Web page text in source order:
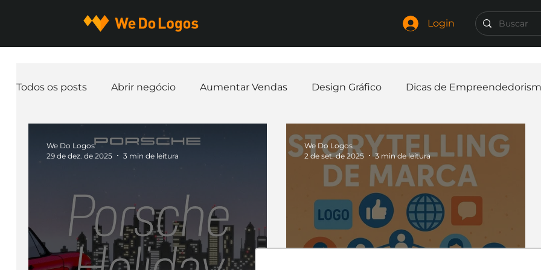
Login
Todos os posts Abrir negócio Aumentar Vendas Design Gráfico Dicas de
Expandir negócio Finanças Identidade Visual Marca Nome para
Curiosidades Frases Logotipo
nome de empresa Branding
We Do Logos
29 de dez. de 2025
3 min de leitura
We Do Logos
2 de set. de 2025
3 min de leitura